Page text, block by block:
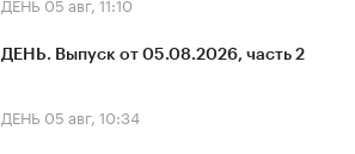
ДЕНЬ. Выпуск от 05.08.2026, часть 2
ДЕНЬ 05 авг, 10:34